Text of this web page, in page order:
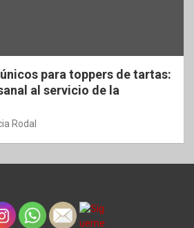
para toppers de tartas:
al servicio de la
Rodal